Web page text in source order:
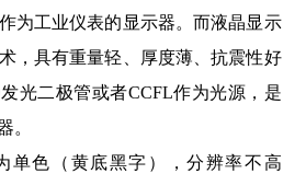
为工业仪表的显示器。而液晶显示
，具有重量轻、厚度薄、抗震性好
光二极管或者CCFL作为光源，是
。
单色（黄底黑字），分辨率不高